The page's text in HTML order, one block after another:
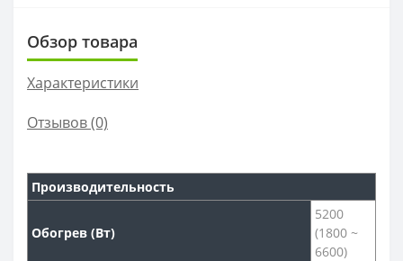
Обзор товара
Характеристики
Отзывов (0)
Производительность
Обогрев (Вт)
5200
(1800 ~
6600)